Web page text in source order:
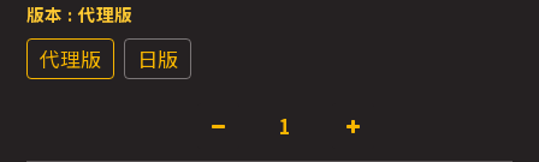
版本 : 代理版
代理版 日版